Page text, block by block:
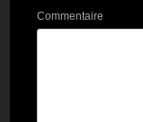
Commentaire